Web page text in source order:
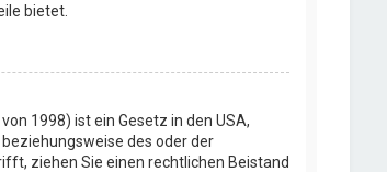
bietet.
1998) ist ein Gesetz in den USA,
des oder der
ziehen Sie einen rechtlichen Beistand